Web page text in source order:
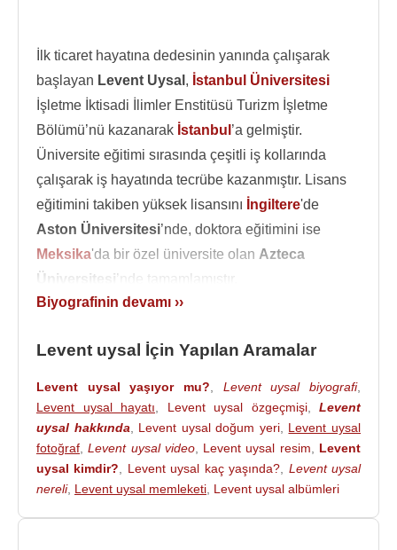
İlk ticaret hayatına dedesinin yanında çalışarak
başlayan Levent Uysal , İstanbul Üniversitesi
İşletme İktisadi İlimler Enstitüsü Turizm İşletme
Bölümü’nü kazanarak İstanbul ’a gelmiştir.
Üniversite eğitimi sırasında çeşitli iş kollarında
çalışarak iş hayatında tecrübe kazanmıştır. Lisans
eğitimini takiben yüksek lisansını İngiltere'de
Aston Üniversitesi’nde, doktora eğitimini ise
Meksika'da bir özel üniversite olan Azteca
Üniversitesi’nde tamamlamıştır.
Harvard Üniversitesi
“Laboratuvardan Pazara Teknoloji Girişimciliği” ve
Massachusetts Institute of Technology’den
‘Okullarda İnovasyon Başlatmak’ adlı iki sertifikası
bulunmaktadır. Ayrıca; Technology
Entrepreneurship: Lab to Market Harvardx on edX
ve Launching Innovation in Schools MITx on edX
gibi çok önemli sertifikalara da sahiptir.
Biyografinin devamı ››
Levent uysal İçin Yapılan Aramalar
Levent uysal yaşıyor mu? Levent uysal biyografi,
Levent uysal hayatı
Levent uysal özgeçmişi, Levent
uysal hakkında
Levent uysal doğum yeri, Levent uysal
fotoğraf ,Levent uysal video, Levent uysal resim
Levent
uysal kimdir?
Levent uysal kaç yaşında?
Levent uysal
nereli, Levent uysal memleketi Levent uysal albümleri